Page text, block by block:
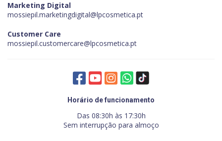
Marketing Digital
mossiepil.marketingdigital@lpcosmetica.pt
Customer Care
mossiepil.customercare@lpcosmetica.pt
Horário de funcionamento
Das 08:30h às 17:30h
Sem interrupção para almoço